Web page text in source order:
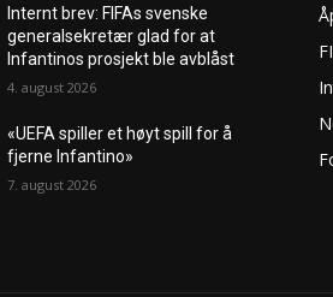
Internt brev: FIFAs svenske
generalsekretær glad for at
Infantinos prosjekt ble avblåst
4. august 2026
«UEFA spiller et høyt spill for å
fjerne Infantino»
7. august 2026